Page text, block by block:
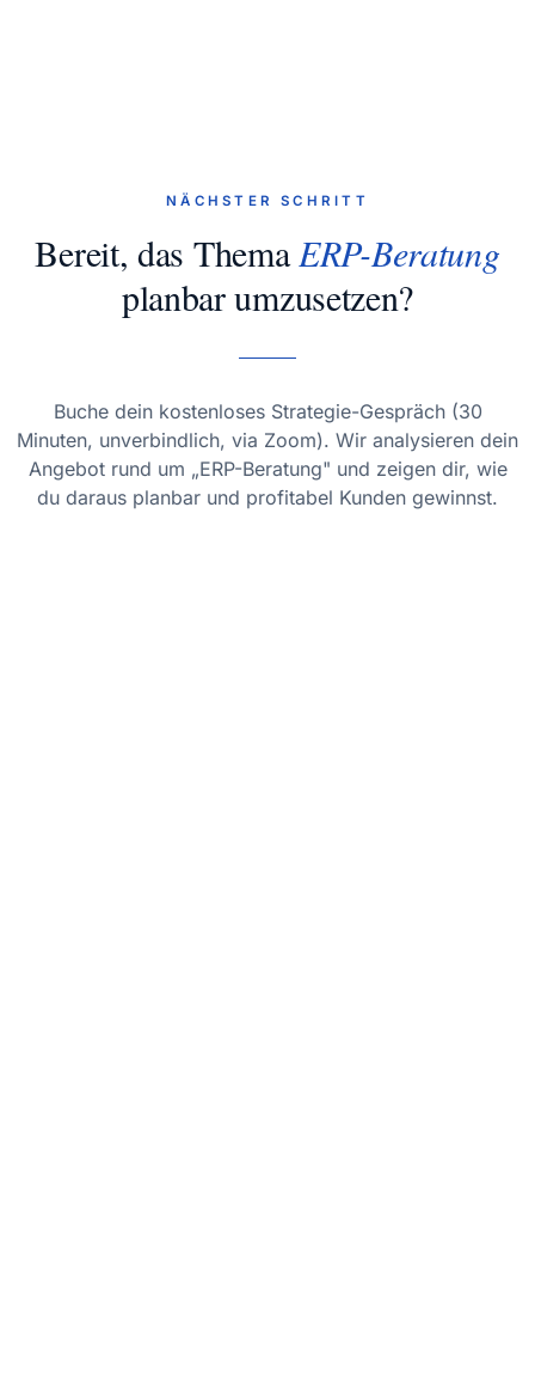
NÄCHSTER SCHRITT
Bereit, das ThemaERP-Beratung
planbar umzusetzen?
Buche dein kostenloses Strategie-Gespräch (30
Minuten, unverbindlich, via Zoom). Wir analysieren dein
Angebot rund um „ERP-Beratung" und zeigen dir, wie
du daraus planbar und profitabel Kunden gewinnst.